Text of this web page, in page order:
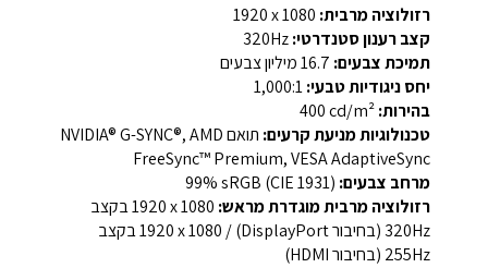
רזולוציה מרבית:
קצב רענון סטנדרטי:
תמיכת צבעים:
יחס ניגודיות טבעי:
בהירות:
טכנולוגיות מניעת קרעים:
תואם ‎NVIDIA® G-SYNC®‎, ‎AMD
FreeSync™ Premium‎, ‎VESA AdaptiveSync‎
מרחב צבעים:
רזולוציה מרבית מוגדרת מראש:
‎1920 x 1080‎ בקצב
‎320Hz‎ (בחיבור ‎DisplayPort‎) / ‎1920 x 1080‎ בקצב
‎255Hz‎ (בחיבור ‎HDMI‎)